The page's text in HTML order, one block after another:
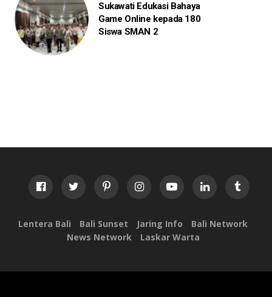
Sukawati Edukasi Bahaya
Game Online kepada 180
Siswa SMAN 2
Lentera Bali Bali Sunset Jaring Info
Bali Network
News Network
Laskar Warta